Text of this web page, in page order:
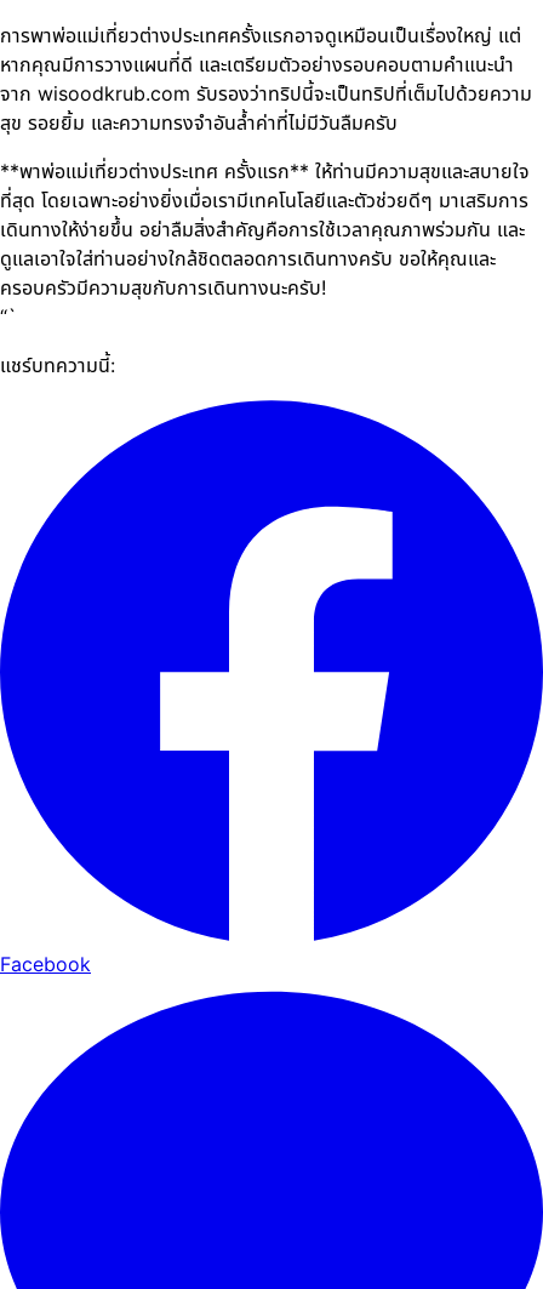
การพาพ่อแม่เที่ยวต่างประเทศครั้งแรกอาจดูเหมือนเป็นเรื่องใหญ่ แต่
หากคุณมีการวางแผนที่ดี และเตรียมตัวอย่างรอบคอบตามคำแนะนำ
จาก wisoodkrub.com รับรองว่าทริปนี้จะเป็นทริปที่เต็มไปด้วยความ
สุข รอยยิ้ม และความทรงจำอันล้ำค่าที่ไม่มีวันลืมครับ
**พาพ่อแม่เที่ยวต่างประเทศ ครั้งแรก** ให้ท่านมีความสุขและสบายใจ
ที่สุด โดยเฉพาะอย่างยิ่งเมื่อเรามีเทคโนโลยีและตัวช่วยดีๆ มาเสริมการ
เดินทางให้ง่ายขึ้น อย่าลืมสิ่งสำคัญคือการใช้เวลาคุณภาพร่วมกัน และ
ดูแลเอาใจใส่ท่านอย่างใกล้ชิดตลอดการเดินทางครับ ขอให้คุณและ
ครอบครัวมีความสุขกับการเดินทางนะครับ!
“`
แชร์บทความนี้:
Facebook